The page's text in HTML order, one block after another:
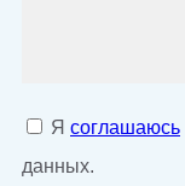
Я соглашаюсь
данных.